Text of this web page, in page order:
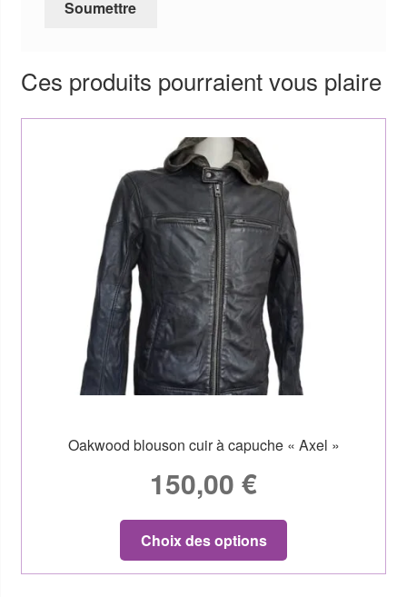
Ces produits pourraient vous plaire
Oakwood blouson cuir à capuche « Axel »
150,00 €
Choix des options